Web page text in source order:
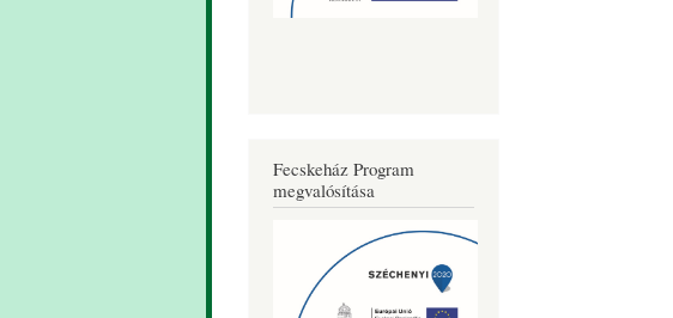
Fecskeház Program
megvalósítása